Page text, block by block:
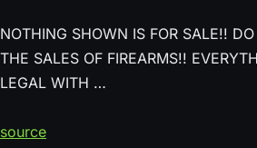
NOTHING SHOWN IS FOR SALE!!
THE SALES OF FIREARMS!!
LEGAL WITH …
source